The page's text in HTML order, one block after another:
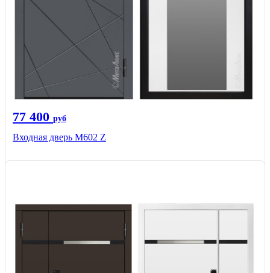
77 400 руб
Входная дверь М602 Z